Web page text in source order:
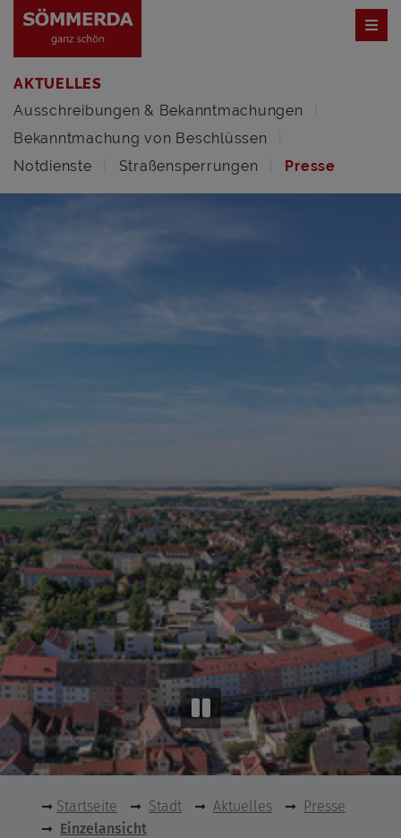
AKTUELLES
Ausschreibungen & Bekanntmachungen
Bekanntmachung von Beschlüssen
Notdienste
Straßensperrungen Presse
Startseite Stadt Aktuelles
Presse
Einzelansicht